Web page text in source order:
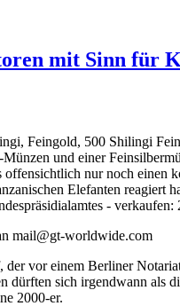
mit Sinn für
Feingold, 500 Shilingi
und einer
offensichtlich nur noch einen
Elefanten reagiert
-
mail@gt-worldwide.com
vor einem Berliner
dürften sich irgendwann als
2000-er.